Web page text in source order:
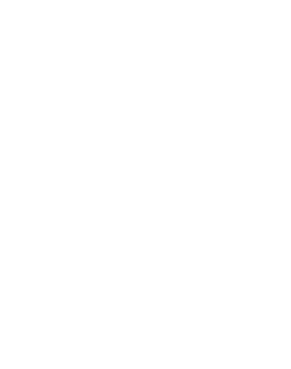
receita
Compartilhe